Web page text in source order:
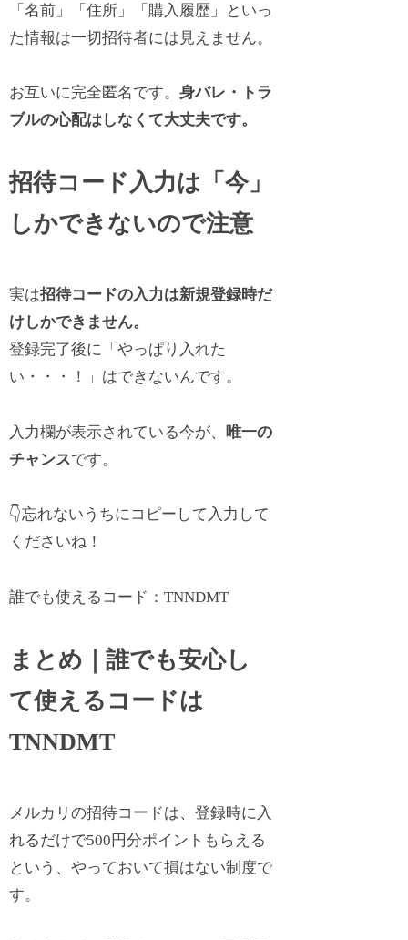
「名前」「住所」「購入履歴」といっ
た情報は一切招待者には見えません。
お互いに完全匿名です。身バレ・トラ
ブルの心配はしなくて大丈夫です。
招待コード入力は「今」
しかできないので注意
実は招待コードの入力は新規登録時だ
けしかできません。
登録完了後に「やっぱり入れた
い・・・！」はできないんです。
入力欄が表示されている今が、唯一の
チャンスです。
👇忘れないうちにコピーして入力して
くださいね！
誰でも使えるコード：TNNDMT
まとめ｜誰でも安心し
て使えるコードは
TNNDMT
メルカリの招待コードは、登録時に入
れるだけで500円分ポイントもらえる
という、やっておいて損はない制度で
す。